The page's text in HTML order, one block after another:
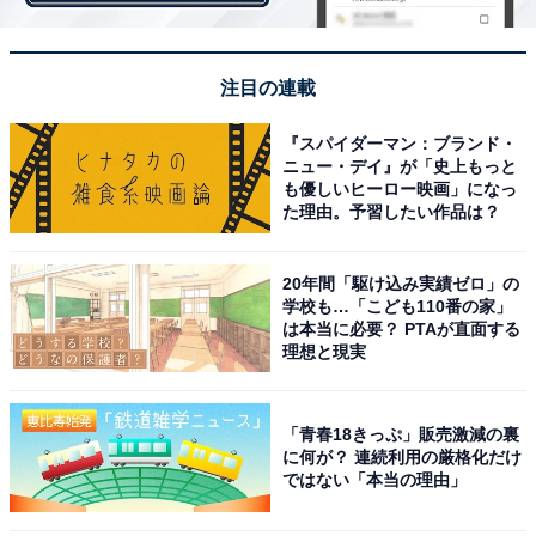
尊厳を取り戻していく“ばんば”の表情の変化に涙
Twitterでは「悠人兄ちゃんのツンデレ告白は永久保存
版」「久留美と悠人のカップル成立は今週の重要ポイン
注目の連載
『スパイダーマン：ブランド・
ニュー・デイ』が「史上もっと
も優しいヒーロー映画」になっ
た理由。予習したい作品は？
20年間「駆け込み実績ゼロ」の
学校も…「こども110番の家」
は本当に必要？ PTAが直面する
理想と現実
「青春18きっぷ」販売激減の裏
に何が？ 連続利用の厳格化だけ
ではない「本当の理由」